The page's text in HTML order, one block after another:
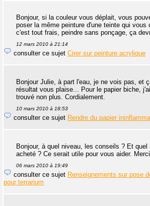
Bonjour, si la couleur vous déplait, vous
poser la même peinture d'une teinte qui vous
c'est tout frais, peindre sans ponçage, ça
12 mars 2010 à 21:14
consulter ce sujet Cirer sur peinture acrylique
Bonjour Julie, à part l'eau, je ne vois pas, et
résultat vous plaise... Pour le papier biche,
trouvé non plus. Cordialement.
10 mars 2010 à 18:53
consulter ce sujet Rendre du papier
Bonjour, à quel niveau, les conseils ? Et quel
acheté ? Ce serait utile pour vous aider. Merci.
06 mars 2010 à 19:49
consulter ce sujet Renseignements sur pose
pour terrarium